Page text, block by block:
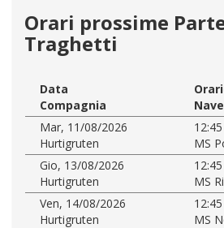
Orari prossime
Traghetti
Data
Compagnia
Nave
Mar, 11/08/2026
12:45
Hurtigruten
MS
Gio, 13/08/2026
12:45
Hurtigruten
MS
Ven, 14/08/2026
12:45
Hurtigruten
MS